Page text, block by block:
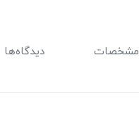
مشخصات دیدگاه‌ها